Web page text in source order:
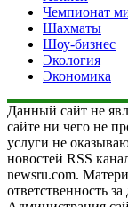
Чемпионат
Шахматы
Шоу-бизнес
Экология
Экономика
Данный сайт не
сайте ни чего не
услуги не
новостей RSS
newsru.com.
ответственность